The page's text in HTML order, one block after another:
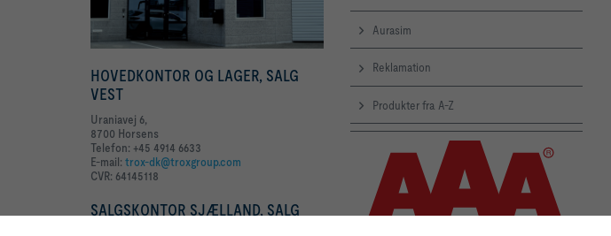
HOVEDKONTOR OG LAGER, SALG
VEST
Uraniavej 6,
8700 Horsens
Telefon: +45 4914 6633
E-mail: trox-dk@troxgroup.com
CVR: 64145118
SALGSKONTOR SJÆLLAND, SALG
Aurasim
Reklamation
Produkter fra A-Z